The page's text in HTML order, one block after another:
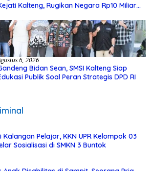
Kalteng, Rugikan Negara Rp10 Miliar
6, 2026
Bidan Sean, SMSI Kalteng Siap
Publik Soal Peran Strategis DPD RI
Pelajar, KKN UPR Kelompok 03
Sosialisasi di SMKN 3 Buntok